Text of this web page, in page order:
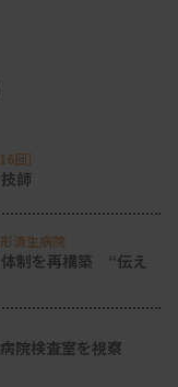
回］
師
済生病院
制を再構築 “伝え
院検査室を視察